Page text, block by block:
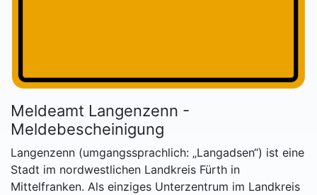
Meldeamt Langenzenn -
Meldebescheinigung
Langenzenn (umgangssprachlich: „Langadsen“) ist eine
Stadt im nordwestlichen Landkreis Fürth in
Mittelfranken. Als einziges Unterzentrum im Landkreis